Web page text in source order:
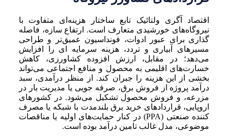
اقتصاد آگری ولتائیک تابع ساختار هزینه‌ای متفاوت با
نیروگاه‌های خورشیدی متعارف است. ارتفاع سازه، فاصله
گذاری برای عبور ادوات، فونداسیون عمیق‌تر و طراحی
مسیرهای آبیاری و تردد، هزینه سرمایه ای را افزایش
می‌دهد؛ در مقابل، ارزش افزوده کشاورزی، کاهش
خسارت‌های اقلیمی به محصول و منافع اجتماعی می‌تواند
بخشی از این هزینه را جبران کند. از منظر درآمدی، سبد
درآمد پروژه از فروش برق، صرفه جویی یا مدیریت بار در
مزرعه، و فروش محصول تشکیل می‌شود. در کشورهای
اروپایی، قراردادهای خرید برق بلندمدت با شبکه یا مصرف
کننده صنعتی (PPA) در کنار حمایت‌های اولیه یا مناقصات
موضوعی، مدل غالب تامین درآمد بوده است.